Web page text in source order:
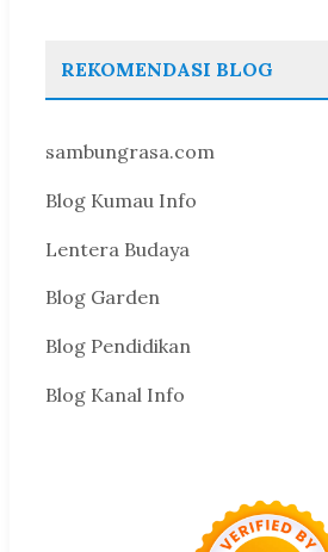
REKOMENDASI BLOG
sambungrasa.com
Blog Kumau Info
Lentera Budaya
Blog Garden
Blog Pendidikan
Blog Kanal Info